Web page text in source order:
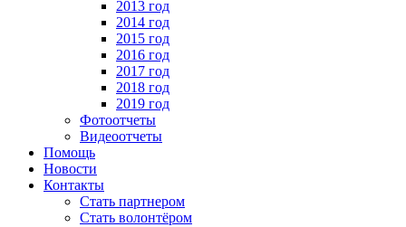
2013 год
2014 год
2015 год
2016 год
2017 год
2018 год
2019 год
Фотоотчеты
Видеоотчеты
Помощь
Новости
Контакты
Стать партнером
Стать волонтёром